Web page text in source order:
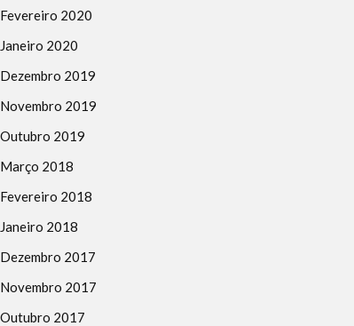
Fevereiro 2020
Janeiro 2020
Dezembro 2019
Novembro 2019
Outubro 2019
Março 2018
Fevereiro 2018
Janeiro 2018
Dezembro 2017
Novembro 2017
Outubro 2017